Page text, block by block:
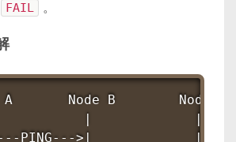
FAIL 。
A       Node B        Node C
|             |
PING--->|             |